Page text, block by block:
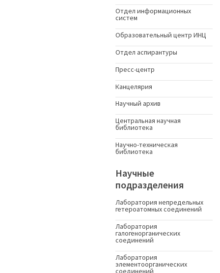
Отдел информационных
систем
Образовательный центр ИНЦ
Отдел аспирантуры
Пресс-центр
Канцелярия
Научный архив
Центральная научная
библиотека
Научно-техническая
библиотека
Научные
подразделения
Лаборатория непредельных
гетероатомных соединений
Лаборатория
галогенорганических
соединений
Лаборатория
элементоорганических
соединений